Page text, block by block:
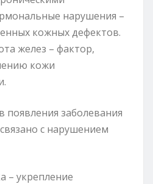
нарушения –
кожных дефектов.
желез – фактор,
кожи
появления заболевания
с нарушением
– укрепление